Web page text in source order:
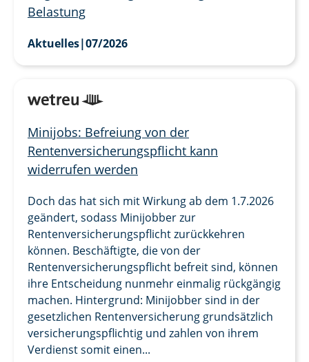
Belastung
Aktuelles|07/2026
Minijobs: Befreiung von der
Rentenversicherungspflicht kann
widerrufen werden
Doch das hat sich mit Wirkung ab dem 1.7.2026
geändert, sodass Minijobber zur
Rentenversicherungspflicht zurückkehren
können. Beschäftigte, die von der
Rentenversicherungspflicht befreit sind, können
ihre Entscheidung nunmehr einmalig rückgängig
machen. Hintergrund: Minijobber sind in der
gesetzlichen Rentenversicherung grundsätzlich
versicherungspflichtig und zahlen von ihrem
Verdienst somit einen...